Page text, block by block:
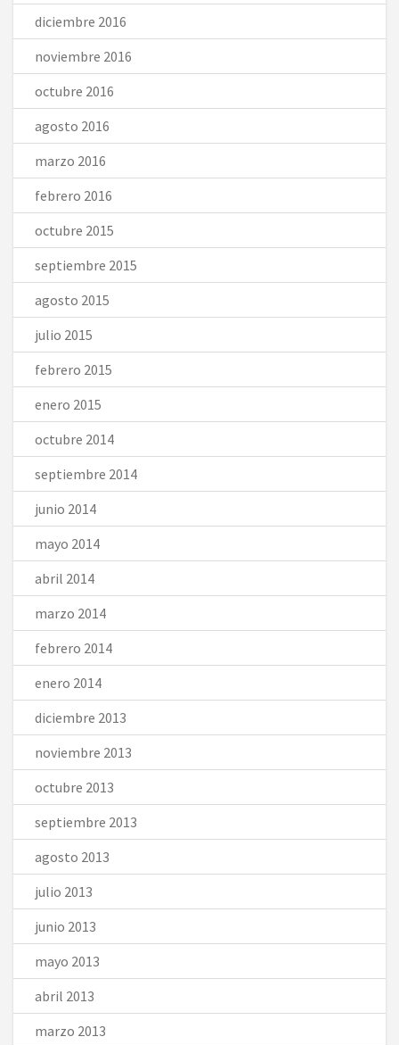
diciembre 2016
noviembre 2016
octubre 2016
agosto 2016
marzo 2016
febrero 2016
octubre 2015
septiembre 2015
agosto 2015
julio 2015
febrero 2015
enero 2015
octubre 2014
septiembre 2014
junio 2014
mayo 2014
abril 2014
marzo 2014
febrero 2014
enero 2014
diciembre 2013
noviembre 2013
octubre 2013
septiembre 2013
agosto 2013
julio 2013
junio 2013
mayo 2013
abril 2013
marzo 2013